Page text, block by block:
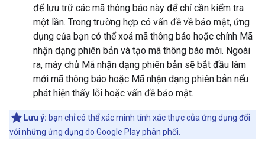
để lưu trữ các mã thông báo này để chỉ cần kiểm tra
một lần. Trong trường hợp có vấn đề về bảo mật, ứng
dụng của bạn có thể xoá mã thông báo hoặc chính Mã
nhận dạng phiên bản và tạo mã thông báo mới. Ngoài
ra, máy chủ Mã nhận dạng phiên bản sẽ bắt đầu làm
mới mã thông báo hoặc Mã nhận dạng phiên bản nếu
phát hiện thấy lỗi hoặc vấn đề bảo mật.
Lưu ý: bạn chỉ có thể xác minh tính xác thực của ứng dụng đối
với những ứng dụng do Google Play phân phối.